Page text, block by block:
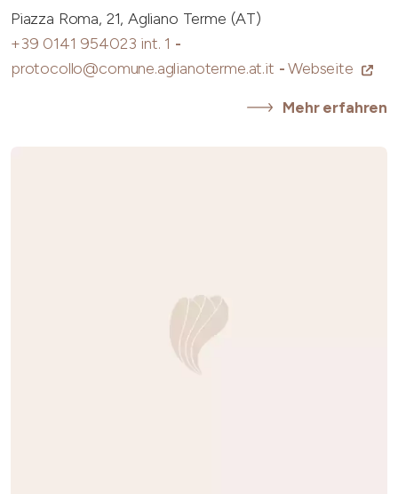
Piazza Roma, 21, Agliano Terme (AT)
+39 0141 954023 int. 1 -
protocollo@comune.aglianoterme.at.it -Webseite
Mehr erfahren